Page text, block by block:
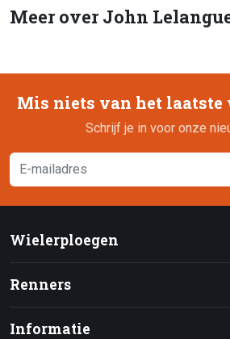
Meer over John
Mis niets van het
Schrijf je in voor onze
Wielerploegen
Renners
Informatie